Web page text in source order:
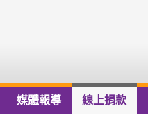
媒體報導 線上捐款